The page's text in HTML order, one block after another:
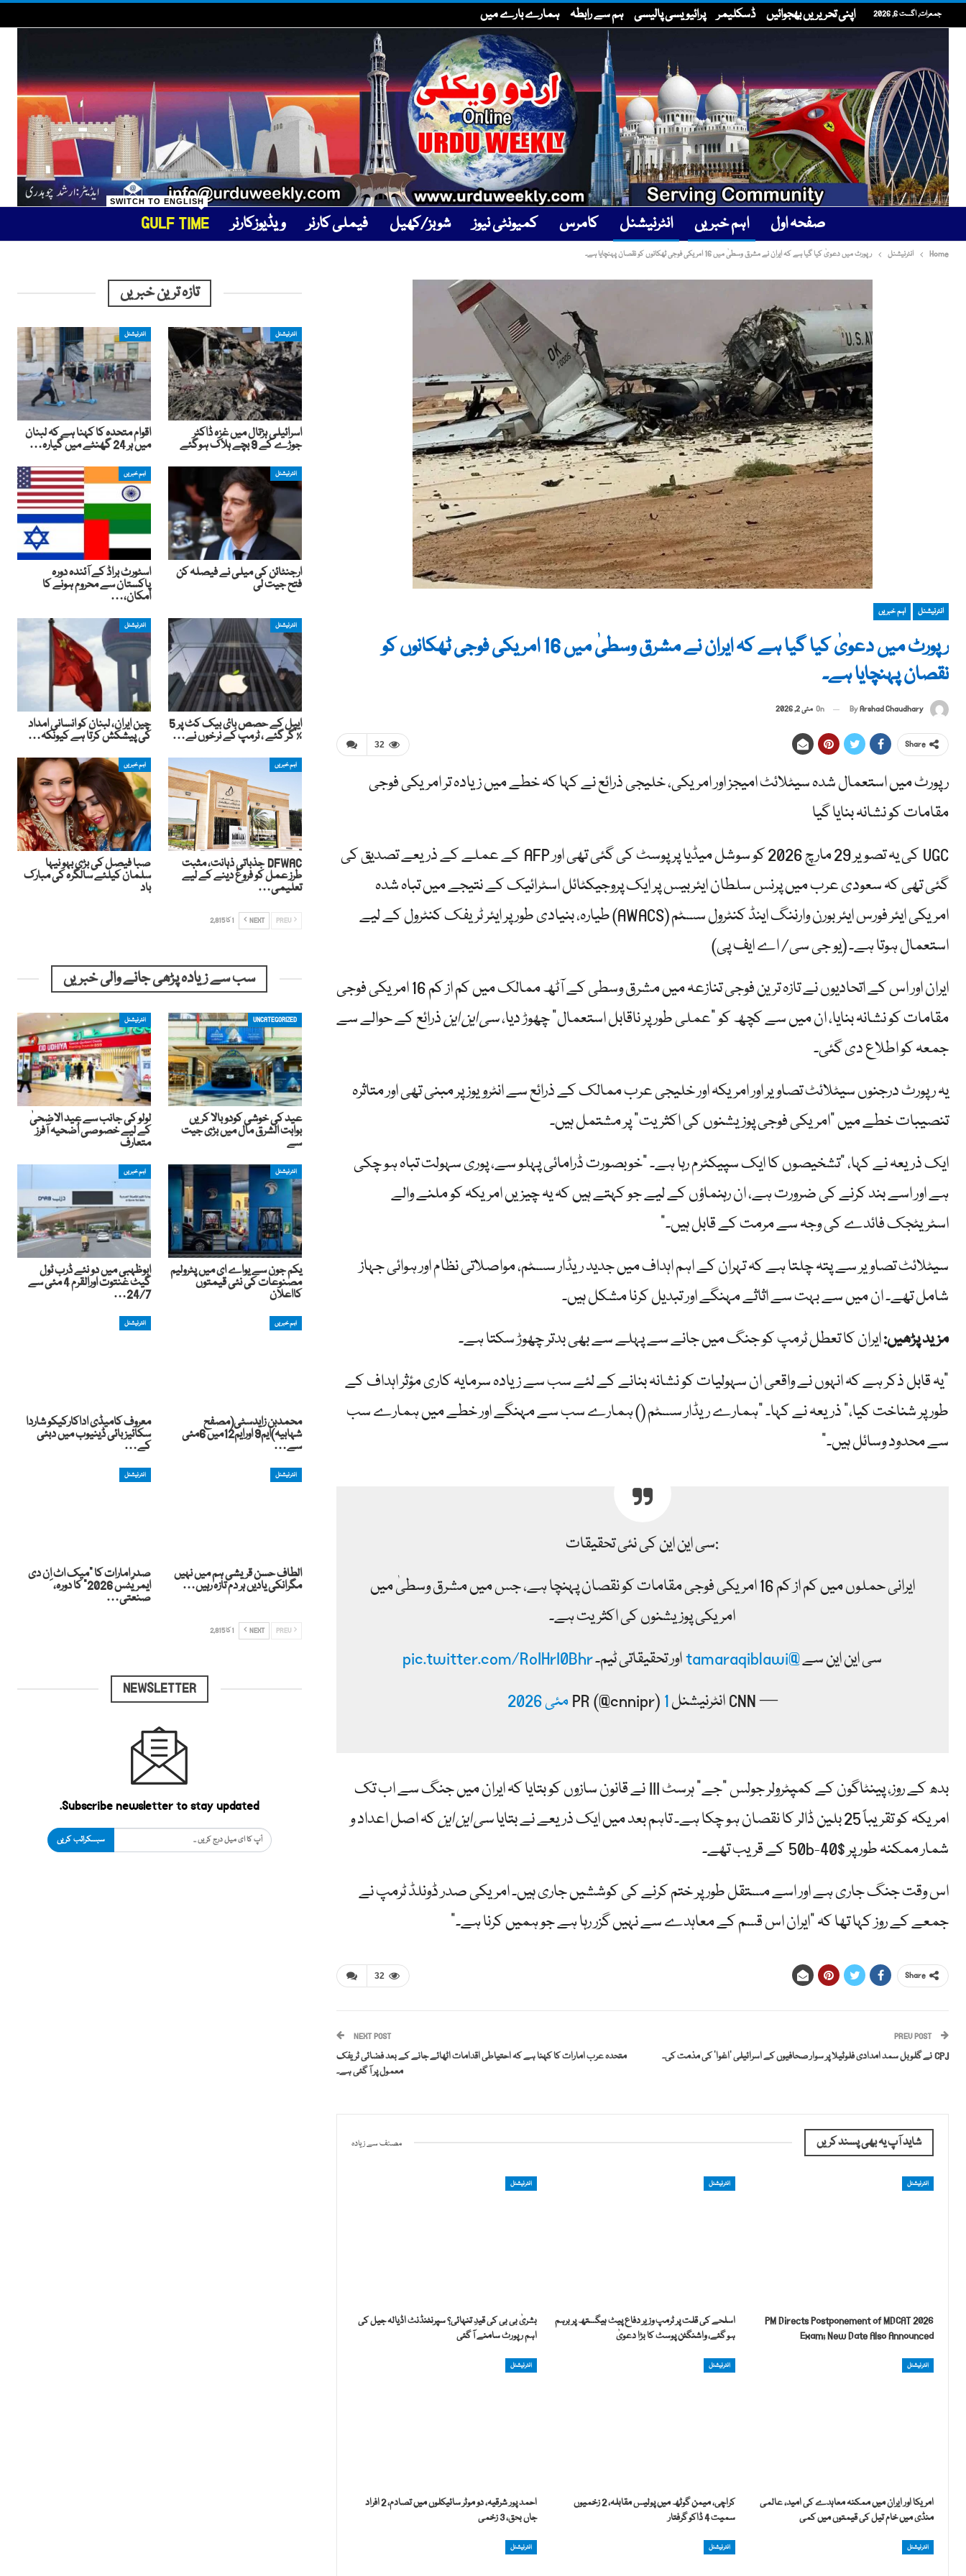
جمعرات, اگست 6, 2026 اپنی تحریریں بھجوائیں ڈسکلیمر پرائیویسی پالیسی ہم سے رابطہ ہمارے بارے میں
صفحہ اول اہم خبریں انٹرنیشنل کامرس کمیونٹی نیوز شوبز/کھیل فیملی کارنر ویڈیوزکارنر GULF TIME
SWITCH TO ENGLISH
Home انٹرنیشنل رپورٹ میں دعویٰ کیا گیا ہے کہ ایران نے مشرق وسطیٰ میں 16 امریکی فوجی ٹھکانوں کو نقصان پہنچایا ہے۔
انٹرنیشنل اہم خبریں
رپورٹ میں دعویٰ کیا گیا ہے کہ ایران نے مشرق وسطیٰ میں 16 امریکی فوجی ٹھکانوں کو
نقصان پہنچایا ہے۔
ByArshad Chaudhary
On مئی 2, 2026
32 Share
رپورٹ میں استعمال شدہ سیٹلائٹ امیجز اور امریکی، خلیجی ذرائع نے کہا کہ خطے میں زیادہ تر امریکی فوجی
مقامات کو نشانہ بنایا گیا
UGC کی یہ تصویر 29 مارچ 2026 کو سوشل میڈیا پر پوسٹ کی گئی تھی اور AFP کے عملے کے ذریعے تصدیق کی
گئی تھی کہ سعودی عرب میں پرنس سلطان ایئربیس پر ایک پروجیکٹائل اسٹرائیک کے نتیجے میں تباہ شدہ
امریکی ایئر فورس ایئر بورن وارننگ اینڈ کنٹرول سسٹم (AWACS) طیارہ، بنیادی طور پر ایئر ٹریفک کنٹرول کے لیے
استعمال ہوتا ہے۔ (یو جی سی/ اے ایف پی)
ایران اور اس کے اتحادیوں نے تازہ ترین فوجی تنازعہ میں مشرق وسطی کے آٹھ ممالک میں کم از کم 16 امریکی فوجی
مقامات کو نشانہ بنایا، ان میں سے کچھ کو "عملی طور پر ناقابل استعمال” چھوڑ دیا،سی این اینذرائع کے حوالے سے
جمعہ کو اطلاع دی گئی۔
یہ رپورٹ درجنوں سیٹلائٹ تصاویر اور امریکہ اور خلیجی عرب ممالک کے ذرائع سے انٹرویوز پر مبنی تھی اور متاثرہ
تنصیبات خطے میں "امریکی فوجی پوزیشنوں کی اکثریت” پر مشتمل ہیں۔
ایک ذریعہ نے کہا، "تشخیصوں کا ایک سپیکٹرم رہا ہے۔ "خوبصورت ڈرامائی پہلو سے، پوری سہولت تباہ ہو چکی
ہے اور اسے بند کرنے کی ضرورت ہے، ان رہنماؤں کے لیے جو کہتے ہیں کہ یہ چیزیں امریکہ کو ملنے والے
اسٹریٹجک فائدے کی وجہ سے مرمت کے قابل ہیں۔”
سیٹلائٹ تصاویر سے پتہ چلتا ہے کہ تہران کے اہم اہداف میں جدید ریڈار سسٹم، مواصلاتی نظام اور ہوائی جہاز
شامل تھے۔ ان میں سے بہت سے اثاثے مہنگے اور تبدیل کرنا مشکل ہیں۔
مزید پڑھیں:ایران کا تعطل ٹرمپ کو جنگ میں جانے سے پہلے سے بھی بدتر چھوڑ سکتا ہے۔
"یہ قابل ذکر ہے کہ انہوں نے واقعی ان سہولیات کو نشانہ بنانے کے لئے سب سے زیادہ سرمایہ کاری مؤثر اہداف کے
طور پر شناخت کیا،” ذریعہ نے کہا۔ "ہمارے ریڈار سسٹم () ہمارے سب سے مہنگے اور خطے میں ہمارے سب
سے محدود وسائل ہیں۔”
سی این این کی نئی تحقیقات:
ایرانی حملوں میں کم از کم 16 امریکی فوجی مقامات کو نقصان پہنچا ہے، جس میں مشرق وسطیٰ میں
امریکی پوزیشنوں کی اکثریت ہے۔
سی این این سے@tamaraqiblawi اور تحقیقاتی ٹیم۔pic.twitter.com/RoIHrI0Bhr
— CNN انٹرنیشنل PR (@cnnipr)
1 مئی 2026
بدھ کے روز، پینٹاگون کے کمپٹرولر جولس "جے” ہرسٹ III نے قانون سازوں کو بتایا کہ ایران میں جنگ سے اب تک
امریکہ کو تقریباً 25 بلین ڈالر کا نقصان ہو چکا ہے۔ تاہم بعد میں ایک ذریعے نے بتایا
سی این اینکہ اصل اعداد و
شمار ممکنہ طور پر $40-50b کے قریب تھے۔
اس وقت جنگ جاری ہے اور اسے مستقل طور پر ختم کرنے کی کوششیں جاری ہیں۔ امریکی صدر ڈونلڈ ٹرمپ نے
جمعے کے روز کہا تھا کہ "ایران اس قسم کے معاہدے سے نہیں گزر رہا ہے جو ہمیں کرنا ہے۔”
32 Share
PREV POST
CPJ نے گلوبل سمد امدادی فلوٹیلا پر سوار صحافیوں کے اسرائیلی ‘اغوا’ کی مذمت کی۔
NEXT POST
متحدہ عرب امارات کا کہنا ہے کہ احتیاطی اقدامات اٹھائے جانے کے بعد فضائی ٹریفک
معمول پر آ گئی ہے۔
شاید آپ یہ بھی پسند کریں مصنف سے زیادہ
انٹرنیشنل
PM Directs Postponement of MDCAT 2026
Exam; New Date Also Announced
انٹرنیشنل
اسلحے کی قلت پر ٹرمپ وزیر دفاع پیٹ ہیگستھ پر برہم
ہو گئے، واشنگٹن پوسٹ کا بڑا دعویٰ
انٹرنیشنل
بشریٰ بی بی کی قیدِ تنہائی؟ سپرنٹنڈنٹ اڈیالہ جیل کی
اہم رپورٹ سامنے آ گئی
انٹرنیشنل
امریکا اور ایران میں ممکنہ معاہدے کی امید، عالمی
منڈی میں خام تیل کی قیمتوں میں کمی
انٹرنیشنل
کراچی، میمن گوٹھ میں پولیس مقابلہ، 2 زخمیوں
سمیت 4 ڈاکو گرفتار
انٹرنیشنل
احمد پور شرقیہ، دو موٹر سائیکلوں میں تصادم، 2 افراد
جاں بحق، 3 زخمی
انٹرنیشنل انٹرنیشنل انٹرنیشنل
تازہ ترین خبریں
انٹرنیشنل
اسرائیلی ہڑتال میں غزہ ڈاکٹر
جوڑے کے 9 بچے ہلاک ہوگئے
انٹرنیشنل
اقوام متحدہ کا کہنا ہے کہ لبنان
میں ہر 24 گھنٹے میں گیارہ…
انٹرنیشنل
ارجنٹائن کی میلی نے فیصلہ کن
فتح جیت لی
اہم خبریں
اسٹورٹ براڈ کے آئندہ دورہ
پاکستان سے محروم ہونے کا
امکان،…
انٹرنیشنل
ایپل کے حصص بائ بیک کٹ پر 5
٪ گر گئے ، ٹرمپ کے نرخوں نے…
انٹرنیشنل
چین ایران، لبنان کو انسانی امداد
کی پیشکش کرتا ہے کیونکہ…
اہم خبریں
DFWAC جذباتی ذہانت، مثبت
طرز عمل کو فروغ دینے کے لیے
تعلیمی…
اہم خبریں
صبا فیصل کی بڑی بہو نیہا
سلمان کیلئے سالگرہ کی مبارک
باد
PREV
NEXT 1 کا 2,815
سب سے زیادہ پڑھی جانے والی خبریں
UNCATEGORIZED
عید کی خوشی کودوبالا کریں
بوابت الشرق مال میں بڑی جیت
سے
انٹرنیشنل
لولو کی جانب سے عید الاضحیٰ
کے لیے خصوصی اُضحیہ آفرز
متعارف
انٹرنیشنل
یکم جون سے یواے ای میں پٹرولیم
مصنوعات کی نئی قیمتوں
کااعلان
اہم خبریں
ابوظہبی میں دو نئے ڈرب ٹول
گیٹ غنتوت اورالقرم 4 مئی سے
24/7…
اہم خبریں
محمدبن زایدسٹی(مصفح
شہابیہ)ایم9 اورایم12میں 6مئی
سے…
انٹرنیشنل
معروف کامیڈی اداکارکیکو شاردا
سکائیز بائی ڈینیوب میں دبئی
کے…
انٹرنیشنل
الطاف حسن قریشی ہم میں نہیں
مگرانکی یادیں ہر دم تازہ رہیں…
انٹرنیشنل
صدرِ امارات کا “میک اٹ اِن دی
ایمریٹس 2026” کا دورہ،
صنعتی…
PREV
NEXT 1 کا 2,815
NEWSLETTER
Subscribe newsletter to stay updated.
سبسکرائب کریں